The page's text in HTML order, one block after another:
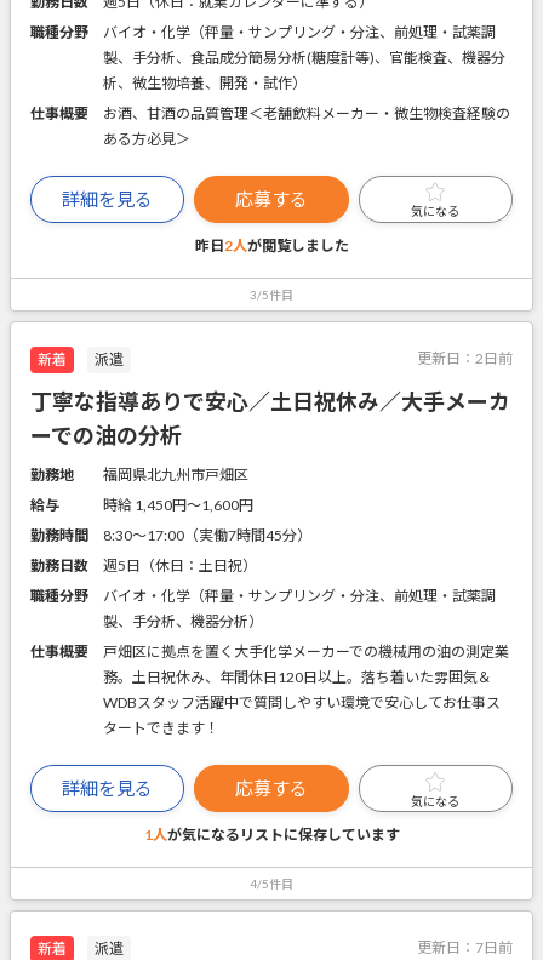
職種分野
バイオ・化学（秤量・サンプリング・分注、前処理・試薬調
製、手分析、食品成分簡易分析(糖度計等)、官能検査、機器分
析、微生物培養、開発・試作）
仕事概要
お酒、甘酒の品質管理＜老舗飲料メーカー・微生物検査経験の
ある方必見＞
詳細を見る 応募する
気になる
昨日2人が閲覧しました
3/5件目
新着 派遣 更新日： 2日前
丁寧な指導ありで安心／土日祝休み／大手メーカ
ーでの油の分析
勤務地
福岡県北九州市戸畑区
給与
時給 1,450円〜1,600円
勤務時間
8:30～17:00（実働7時間45分）
勤務日数
週5日（休日：土日祝）
職種分野
バイオ・化学（秤量・サンプリング・分注、前処理・試薬調
製、手分析、機器分析）
仕事概要
戸畑区に拠点を置く大手化学メーカーでの機械用の油の測定業
務。土日祝休み、年間休日120日以上。落ち着いた雰囲気＆
WDBスタッフ活躍中で質問しやすい環境で安心してお仕事ス
タートできます！
詳細を見る 応募する
気になる
1人が気になるリストに保存しています
4/5件目
新着 派遣 更新日： 7日前